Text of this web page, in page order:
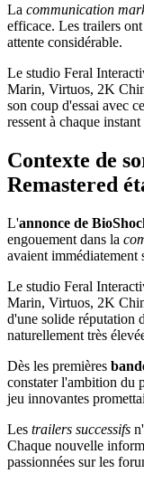
La communication
efficace. Les trailers
attente considérable.
Le studio Feral
Marin, Virtuos, 2K
son coup d'essai avec
ressent à chaque instant
Contexte de
Remastered
L'annonce de
engouement dans la
avaient immédiatement
Le studio Feral
Marin, Virtuos, 2K
d'une solide réputation
naturellement très
Dès les premières
constater l'ambition du
jeu innovantes
Les trailers successifs
Chaque nouvelle
passionnées sur les